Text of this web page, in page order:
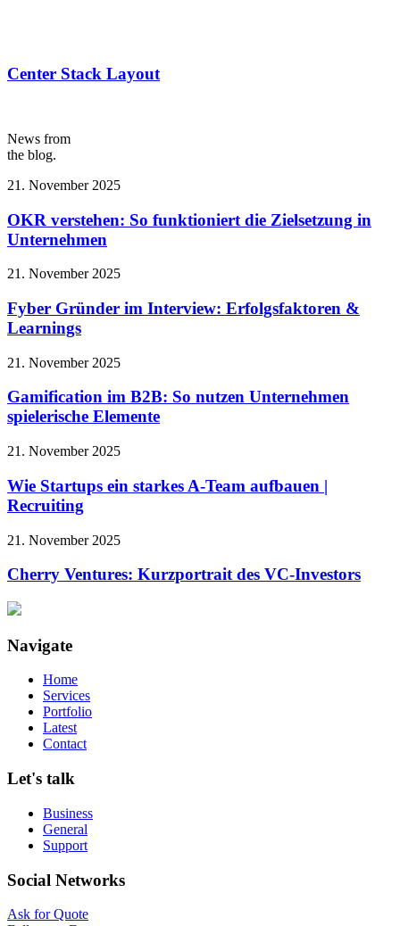
Center Stack Layout
News from
the blog.
21. November 2025
OKR verstehen: So funktioniert die Zielsetzung in
Unternehmen
21. November 2025
Fyber Gründer im Interview: Erfolgsfaktoren &
Learnings
21. November 2025
Gamification im B2B: So nutzen Unternehmen
spielerische Elemente
21. November 2025
Wie Startups ein starkes A-Team aufbauen |
Recruiting
21. November 2025
Cherry Ventures: Kurzportrait des VC-Investors
Navigate
Home
Services
Portfolio
Latest
Contact
Let's talk
Business
General
Support
Social Networks
Ask for Quote